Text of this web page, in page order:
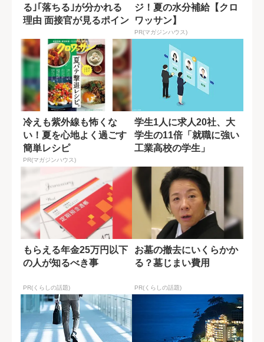
る｣｢落ちる｣が分かれる
理由 面接官が見るポイン
ジ！夏の水分補給【クロ
ワッサン】
PR(マガジンハウス)
冷えも紫外線も怖くな
い！夏を心地よく過ごす
簡単レシピ
PR(マガジンハウス)
学生1人に求人20社、大
学生の11倍「就職に強い
工業高校の学生」
もらえる年金25万円以下
の人が知るべき事
PR(くらしの話題)
お墓の撤去にいくらかか
る？墓じまい費用
PR(くらしの話題)